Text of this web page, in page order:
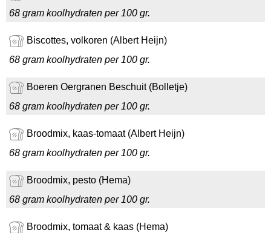
68 gram koolhydraten per 100 gr.
Biscottes, volkoren (Albert Heijn)
68 gram koolhydraten per 100 gr.
Boeren Oergranen Beschuit (Bolletje)
68 gram koolhydraten per 100 gr.
Broodmix, kaas-tomaat (Albert Heijn)
68 gram koolhydraten per 100 gr.
Broodmix, pesto (Hema)
68 gram koolhydraten per 100 gr.
Broodmix, tomaat & kaas (Hema)